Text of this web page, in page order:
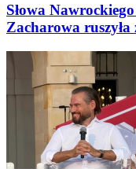
Słowa
Zacharowa